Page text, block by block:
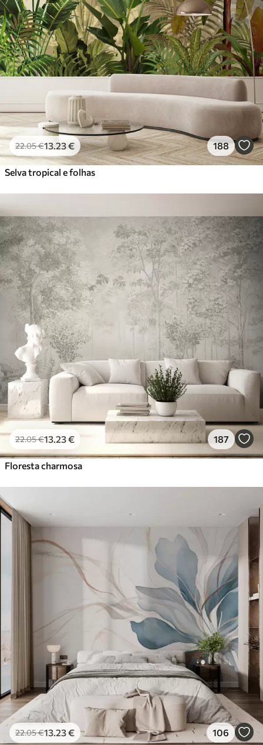
22.05€13 .23€ 188
Selva tropical e folhas
22.05€13 .23€ 187
Floresta charmosa
22.05€13 .23€ 106